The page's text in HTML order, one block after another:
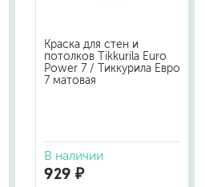
Краска для стен и
потолков Tikkurila Euro
Power 7 / Тиккурила Евро
7 матовая
В наличии
929 ₽